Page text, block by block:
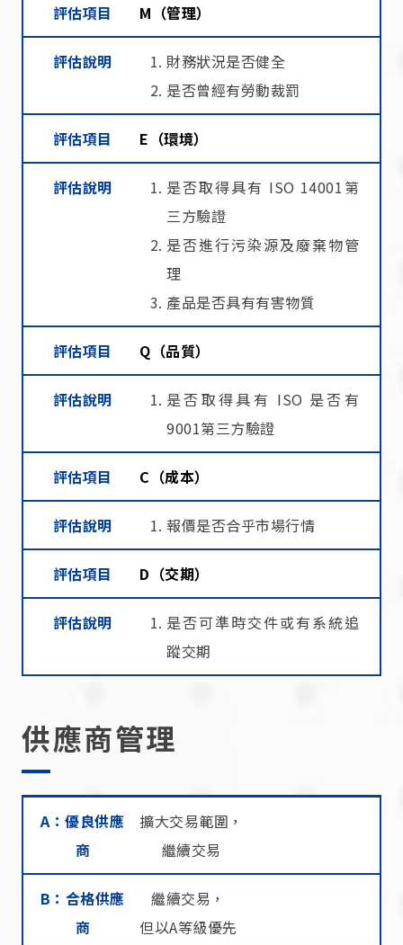
評估項目 M（管理）
評估說明
財務狀況是否健全
是否曾經有勞動裁罰
評估項目 E（環境）
評估說明
是否取得具有 ISO 14001第
三方驗證
是否進行污染源及廢棄物管
理
產品是否具有有害物質
評估項目 Q（品質）
評估說明
是否取得具有 ISO 是否有
9001第三方驗證
評估項目 C（成本）
評估說明 報價是否合乎市場行情
評估項目 D（交期）
評估說明
是否可準時交件或有系統追
蹤交期
供應商管理
A：優良供應
商
擴大交易範圍，
繼續交易
B：合格供應
商
繼續交易，
但以A等級優先